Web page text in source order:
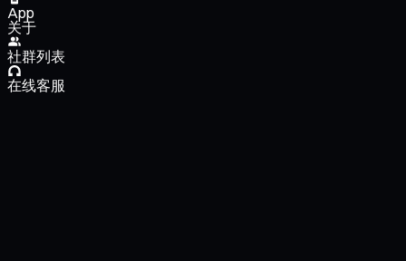
App
关于
社群列表
在线客服